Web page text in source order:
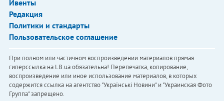
Ивенты
Редакция
Политики и стандарты
Пользовательское соглашение
При полном или частичном воспроизведении материалов прямая
гиперссылка на LB.ua обязательна! Перепечатка, копирование,
воспроизведение или иное использование материалов, в которых
содержится ссылка на агентство "Українськi Новини" и "Украинская Фото
Группа" запрещено.